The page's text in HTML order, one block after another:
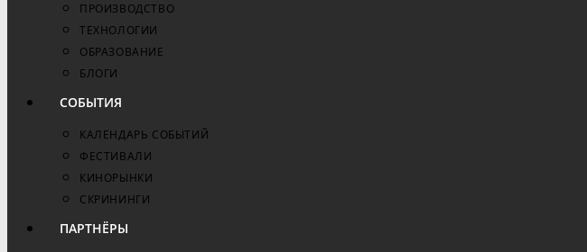
ПРОИЗВОДСТВО
ТЕХНОЛОГИИ
ОБРАЗОВАНИЕ
БЛОГИ
СОБЫТИЯ
КАЛЕНДАРЬ СОБЫТИЙ
ФЕСТИВАЛИ
КИНОРЫНКИ
СКРИНИНГИ
ПАРТНЁРЫ